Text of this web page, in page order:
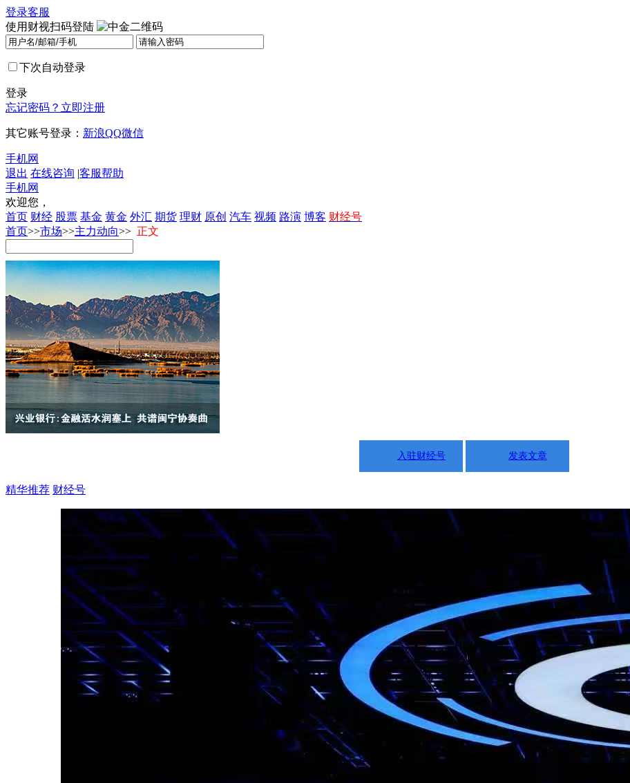
登录客服
使用财视扫码登陆
下次自动登录
登录
忘记密码？ 立即注册
其它账号登录： 新浪QQ微信
手机网
退出 在线咨询 |客服帮助
手机网
欢迎您，
首页 财经 股票 基金 黄金 外汇 期货 理财 原创 汽车 视频 路演 博客 财经号
首页>>市场>>主力动向>> 正文
入驻财经号 发表文章
精华推荐 财经号